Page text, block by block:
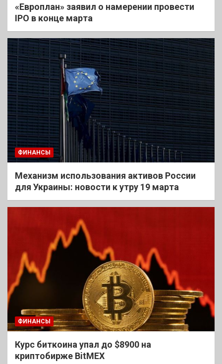
«Европлан» заявил о намерении провести
IPO в конце марта
ФИНАНСЫ
Механизм использования активов России
для Украины: новости к утру 19 марта
ФИНАНСЫ
Курс биткоина упал до $8900 на
криптобирже BitMEX